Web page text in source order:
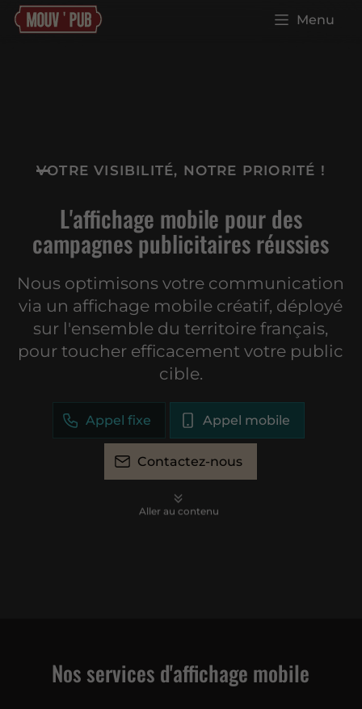
Menu
VOTRE VISIBILITÉ, NOTRE PRIORITÉ !
L'affichage mobile pour des
campagnes publicitaires réussies
Nous optimisons votre communication
via un affichage mobile créatif, déployé
sur l'ensemble du territoire français,
pour toucher efficacement votre public
cible.
Appel fixe Appel mobile
Contactez-nous
Aller au contenu
Nos services d'affichage mobile